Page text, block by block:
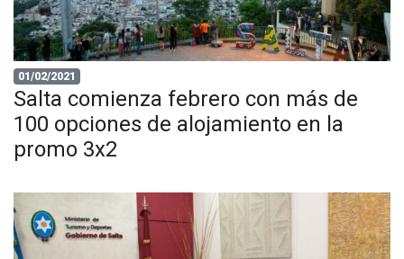
01/02/2021
Salta comienza febrero con más de
100 opciones de alojamiento en la
promo 3x2